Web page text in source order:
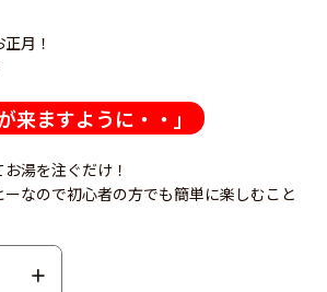
月！
来ますように・・」
湯を注ぐだけ！
なので初心者の方でも簡単に楽しむこと